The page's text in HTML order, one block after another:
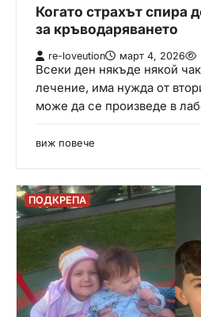
Когато страхът спира
за кръводаряването
re-loveution март 4, 2026
Всеки ден някъде някой
лечение, има нужда от
може да се произведе в
виж повече
ПОДКРЕПА